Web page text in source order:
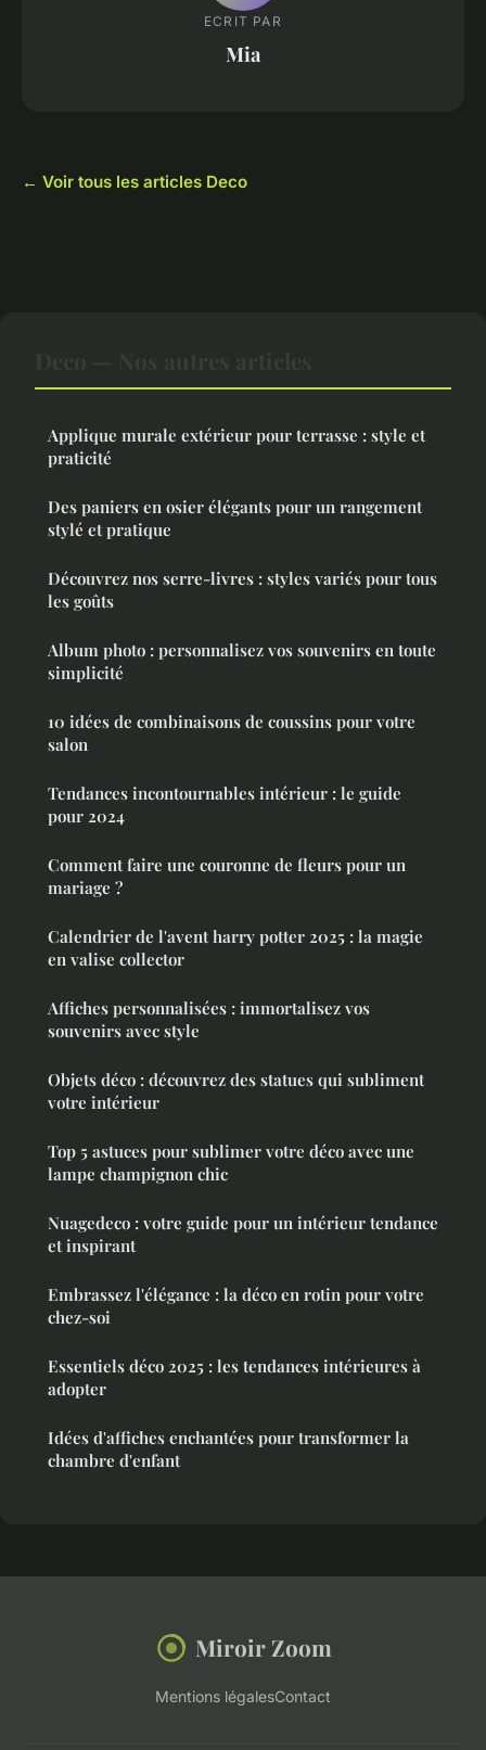
ECRIT PAR
Mia
← Voir tous les articles Deco
Applique murale extérieur pour terrasse : style et
praticité
Des paniers en osier élégants pour un rangement
stylé et pratique
Découvrez nos serre-livres : styles variés pour tous
les goûts
Album photo : personnalisez vos souvenirs en toute
simplicité
10 idées de combinaisons de coussins pour votre
salon
Tendances incontournables intérieur : le guide
pour 2024
Comment faire une couronne de fleurs pour un
mariage ?
Calendrier de l'avent harry potter 2025 : la magie
en valise collector
Affiches personnalisées : immortalisez vos
souvenirs avec style
Objets déco : découvrez des statues qui subliment
votre intérieur
Top 5 astuces pour sublimer votre déco avec une
lampe champignon chic
Nuagedeco : votre guide pour un intérieur tendance
et inspirant
Embrassez l'élégance : la déco en rotin pour votre
chez-soi
Essentiels déco 2025 : les tendances intérieures à
adopter
Idées d'affiches enchantées pour transformer la
chambre d'enfant
Miroir Zoom
Mentions légalesContact